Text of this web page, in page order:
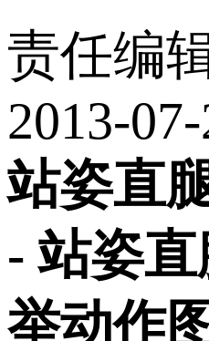
责任编
2013-
站姿直
- 站姿
举动作